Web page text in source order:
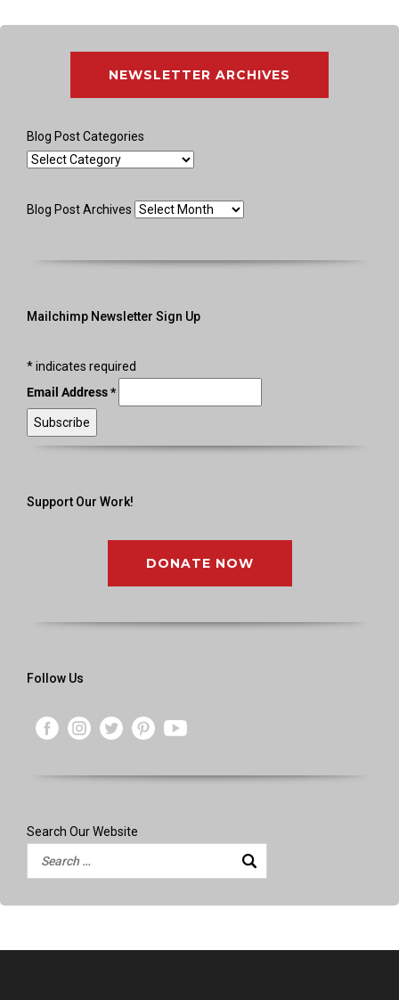
NEWSLETTER ARCHIVES
Blog Post Categories
Blog
Categories
Blog Post Archives Blog
Mailchimp Newsletter Sign Up
*indicates required
Email Address*
Support Our Work!
DONATE NOW
Follow Us
Search Our Website